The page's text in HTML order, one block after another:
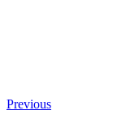
Previous